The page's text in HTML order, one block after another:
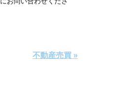
不動産売買 »